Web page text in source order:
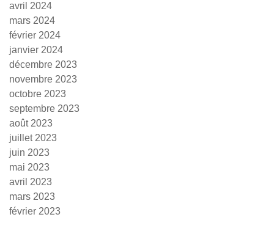
avril 2024
mars 2024
février 2024
janvier 2024
décembre 2023
novembre 2023
octobre 2023
septembre 2023
août 2023
juillet 2023
juin 2023
mai 2023
avril 2023
mars 2023
février 2023